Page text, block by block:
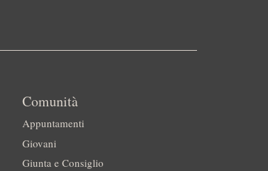
Comunità
Appuntamenti
Giovani
Giunta e Consiglio